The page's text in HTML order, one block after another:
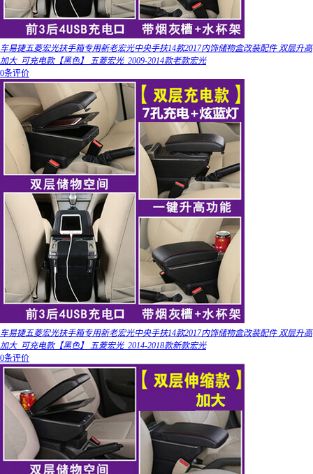
车易捷五菱宏光扶手箱专用新老宏光中央手扶14款2017内饰储物盒改装配件 双层升高
加大_可充电款【黑色】 五菱宏光_2009-2014款老款宏光
0条评价
车易捷五菱宏光扶手箱专用新老宏光中央手扶14款2017内饰储物盒改装配件 双层升高
加大_可充电款【黑色】 五菱宏光_2014-2018款新款宏光
0条评价